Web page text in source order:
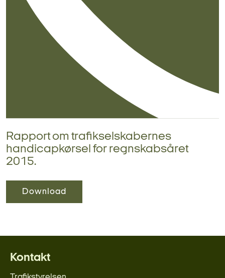
Rapport om trafikselskabernes
handicapkørsel for regnskabsåret
2015.
Download
Kontakt